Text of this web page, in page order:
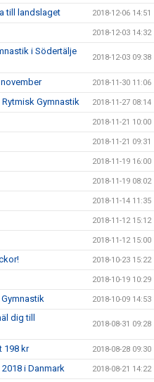
till landslaget 2018-12-06 14:51
2018-12-03 14:32
i Södertälje
2018-12-03 09:38
2018-11-30 11:06
Gymnastik 2018-11-27 08:14
2018-11-21 10:00
2018-11-21 09:31
2018-11-19 16:00
2018-11-19 08:02
2018-11-14 11:35
2018-11-12 15:12
2018-11-12 15:00
2018-10-23 15:22
2018-10-19 10:29
2018-10-09 14:53
dig till
2018-08-31 09:28
198 kr 2018-08-28 09:30
i Danmark 2018-08-21 14:22